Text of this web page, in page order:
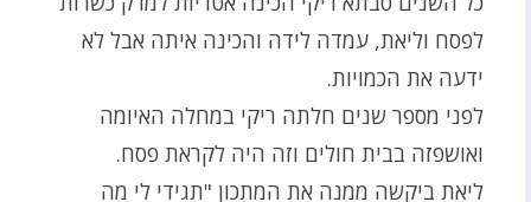
לפסח וליאת, עמדה לידה והכינה איתה אבל לא
ידעה את הכמויות.
לפני מספר שנים חלתה ריקי במחלה האיומה
ואושפזה בבית חולים וזה היה לקראת פסח.
ליאת ביקשה ממנה את המתכון "תגידי לי מה